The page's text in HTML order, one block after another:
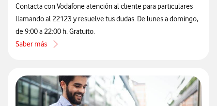
Contacta con Vodafone atención al cliente para particulares
llamando al 22123 y resuelve tus dudas. De lunes a domingo,
de 9:00 a 22:00 h. Gratuito.
Saber más
acerca de Cómo contactar con atención al cliente de Vodafone